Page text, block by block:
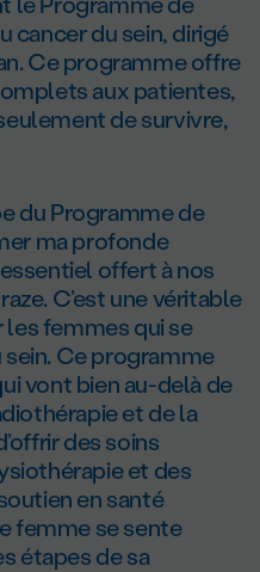
cancer du sein, dirigé
Ce programme offre
aux patientes,
de survivre,
du Programme de
ma profonde
offert à nos
C’est une véritable
femmes qui se
Ce programme
vont bien au-delà de
et de la
des soins
et des
en santé
femme se sente
étapes de sa